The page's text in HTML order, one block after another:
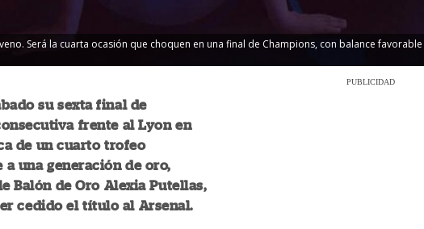
Será la cuarta ocasión que choquen en una final de Champions, con balance
su sexta final de
frente al Lyon en
de un cuarto trofeo
una generación de oro,
Balón de Oro Alexia Putellas,
cedido el título al Arsenal.
PUBLICIDAD